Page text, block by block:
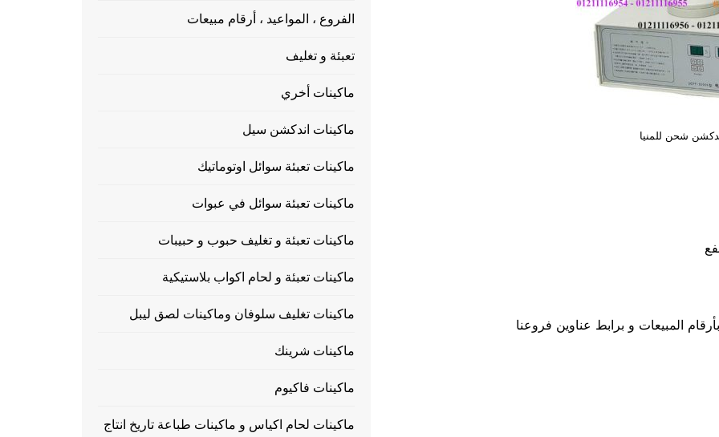
شحن للمنيا
المبيعات و برابط عناوين فروعنا
الفروع ، المواعيد ، أرقام مبيعات
تعبئة و تغليف
ماكينات أخري
ماكينات اندكشن سيل
ماكينات تعبئة سوائل اوتوماتيك
ماكينات تعبئة سوائل في عبوات
ماكينات تعبئة و تغليف حبوب و حبيبات
ماكينات تعبئة و لحام اكواب بلاستيكية
ماكينات تغليف سلوفان وماكينات لصق ليبل
ماكينات شرينك
ماكينات فاكيوم
ماكينات لحام اكياس و ماكينات طباعة تاريخ انتاج